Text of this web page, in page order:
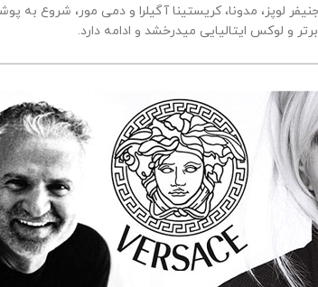
لوپز، مدونا، کریستینا آگیلرا و دمی مور، شروع
و لوکس ایتالیایی میدرخشد و ادامه دارد.